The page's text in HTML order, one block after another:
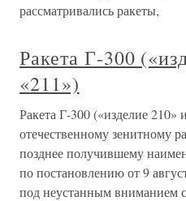
рассматривались ракеты,
Ракета Г-300
«211»)
Ракета Г-300 («изделие
отечественному зенитному
позднее получившему
по постановлению от 9
под неустанным вниманием